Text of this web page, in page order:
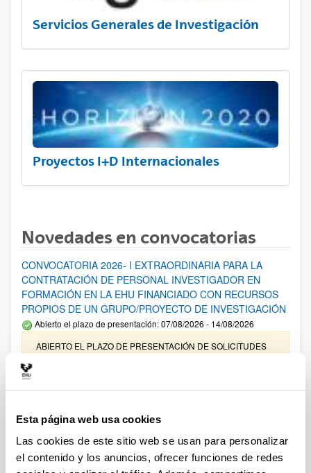
Esta página web usa cookies
Las cookies de este sitio web se usan para personalizar
el contenido y los anuncios, ofrecer funciones de redes
Servicios Generales de Investigación
Proyectos I+D Internacionales
Novedades en convocatorias
CONVOCATORIA 2026- I EXTRAORDINARIA PARA LA
CONTRATACIÓN DE PERSONAL INVESTIGADOR EN
FORMACIÓN EN LA EHU FINANCIADO CON RECURSOS
PROPIOS DE UN GRUPO/PROYECTO DE INVESTIGACIÓN
Abierto el plazo de presentación: 07/08/2026 - 14/08/2026
ABIERTO EL PLAZO DE PRESENTACIÓN DE SOLICITUDES
Ayudas para financiación de la adquisición y renovación de
UPV/EHU 2026
Trámite abierto
25/03/2026: Corrección de errores del listado provisional de
solicitudes admitidas y excluidas. 23/03/2026: Relación